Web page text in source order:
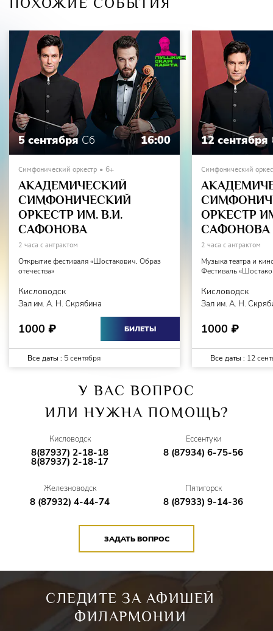
5 сентября Сб 16:00
Симфонический оркестр 6+
АКАДЕМИЧЕСКИЙ
СИМФОНИЧЕСКИЙ
ОРКЕСТР ИМ. В.И.
САФОНОВА
2 часа с антрактом
Открытие фестиваля «Шостакович. Образ
отечества»
Кисловодск
Зал им. А. Н. Скрябина
1000 ₽ БИЛЕТЫ
Все даты : 5 сентября
12 сентября
Симфонический
ОРКЕСТР
САФОНОВА
2 часа с антрактом
Музыка театра и
Фестиваль
Кисловодск
Зал им. А. Н.
1000 ₽
Все даты : 12
У ВАС ВОПРОС
ИЛИ НУЖНА ПОМОЩЬ?
Кисловодск
8(87937) 2-18-18
8(87937) 2-18-17
Ессентуки
8 (87934) 6-75-56
Железноводск
8 (87932) 4-44-74
Пятигорск
8 (87933) 9-14-36
ЗАДАТЬ ВОПРОС
СЛЕДИТЕ ЗА АФИШЕЙ
ФИЛАРМОНИИ